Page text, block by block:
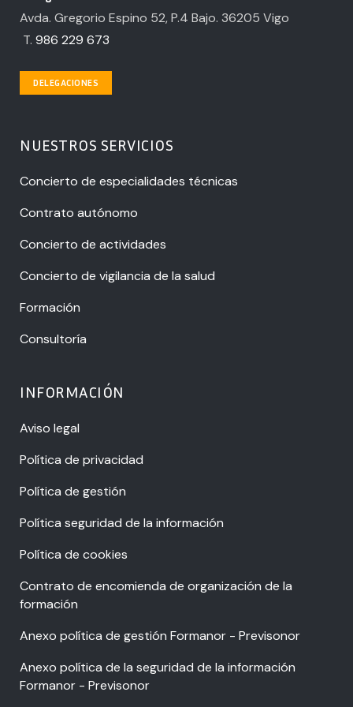
Avda. Gregorio Espino 52, P.4 Bajo. 36205 Vigo
T. 986 229 673
DELEGACIONES
NUESTROS SERVICIOS
Concierto de especialidades técnicas
Contrato autónomo
Concierto de actividades
Concierto de vigilancia de la salud
Formación
Consultoría
INFORMACIÓN
Aviso legal
Política de privacidad
Política de gestión
Política seguridad de la información
Política de cookies
Contrato de encomienda de organización de la
formación
Anexo política de gestión Formanor - Previsonor
Anexo política de la seguridad de la información
Formanor - Previsonor